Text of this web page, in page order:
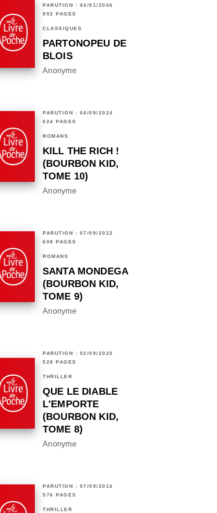
PARUTION : 04/01/2006
992 PAGES
CLASSIQUES
PARTONOPEU DE
BLOIS
Anonyme
PARUTION : 04/09/2024
624 PAGES
ROMANS
KILL THE RICH !
(BOURBON KID,
TOME 10)
Anonyme
PARUTION : 07/09/2022
608 PAGES
ROMANS
SANTA MONDEGA
(BOURBON KID,
TOME 9)
Anonyme
PARUTION : 02/09/2020
528 PAGES
THRILLER
QUE LE DIABLE
L'EMPORTE
(BOURBON KID,
TOME 8)
Anonyme
PARUTION : 07/09/2016
576 PAGES
THRILLER